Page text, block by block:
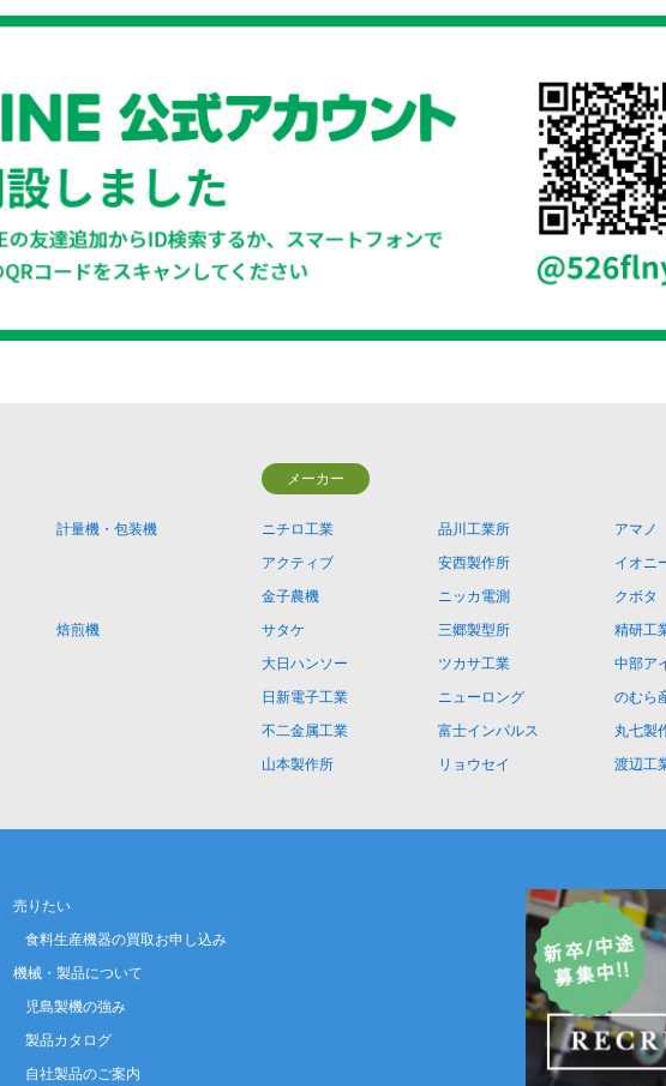
計量機・包装機
焙煎機
メーカー
ニチロ工業 品川工業所 アマノ
アクティブ
安西製作所 イオニ
金子農機
ニッカ電測 クボタ
サタケ
三郷製型所 精研工
大日ハンソー
ツカサ工業 中部ア
日新電子工業
ニューロング のむら
不二金属工業
富士インパルス 丸七製
山本製作所
リョウセイ 渡辺工
売りたい
食料生産機器の買取お申し込み
機械・製品について
児島製機の強み
製品カタログ
自社製品のご案内